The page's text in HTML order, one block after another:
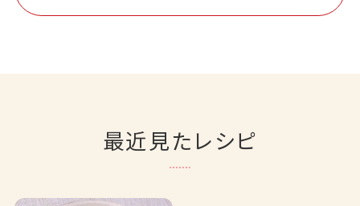
最近見たレシピ